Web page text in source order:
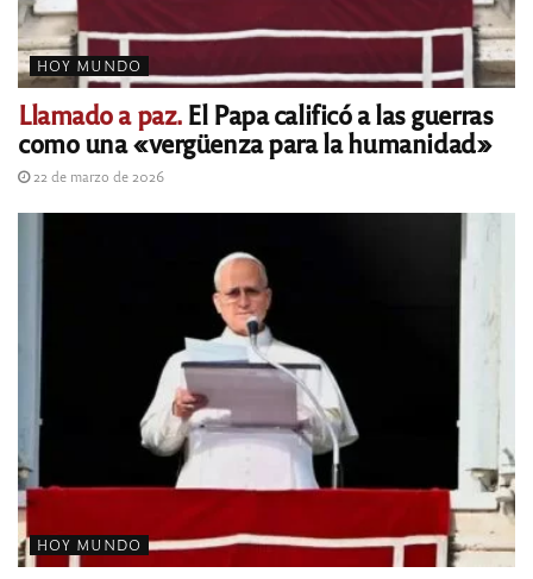
HOY MUNDO
Llamado a paz.El Papa calificó a las guerras
como una «vergüenza para la humanidad»
22 de marzo de 2026
HOY MUNDO